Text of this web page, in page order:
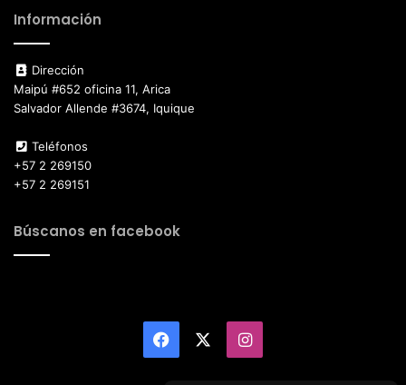
Información
Dirección
Maipú #652 oficina 11, Arica
Salvador Allende #3674, Iquique
Teléfonos
+57 2 269150
+57 2 269151
Búscanos en facebook
Facebook Instagram